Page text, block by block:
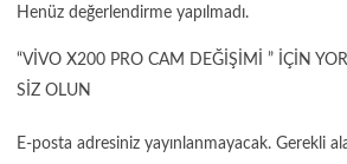
Henüz değerlendirme yapılmadı.
“VIVO X200 PRO CAM DEĞIŞIMI ” IÇIN
SIZ OLUN
E-posta adresiniz yayınlanmayacak. Gerekli